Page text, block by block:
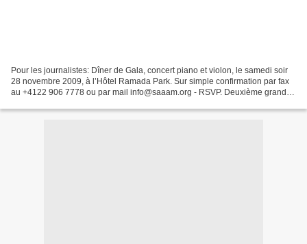
Pour les journalistes: Dîner de Gala, concert piano et violon, le samedi soir
28 novembre 2009, à l’Hôtel Ramada Park. Sur simple confirmation par fax
au +4122 906 7778 ou par mail info@saaam.org - RSVP. Deuxième grand